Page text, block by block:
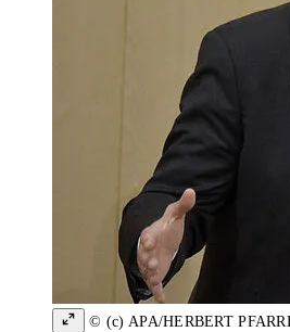
© (c) APA/HERBERT